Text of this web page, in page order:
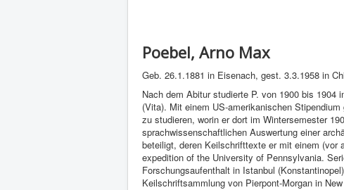
Poebel, Arno Max
Geb. 26.1.1881 in Eisenach, gest. 3.3.1958 in
Nach dem Abitur studierte P. von 1900 bis 1904
(Vita). Mit einem US-amerikanischen
zu studieren, worin er dort im Wintersemester
sprachwissenschaftlichen Auswertung einer
beteiligt, deren Keilschrifttexte er mit einem (vor
expedition of the University of Pennsylvania.
Forschungsaufenthalt in Istanbul
Keilschriftsammlung von Pierpont-Morgan in